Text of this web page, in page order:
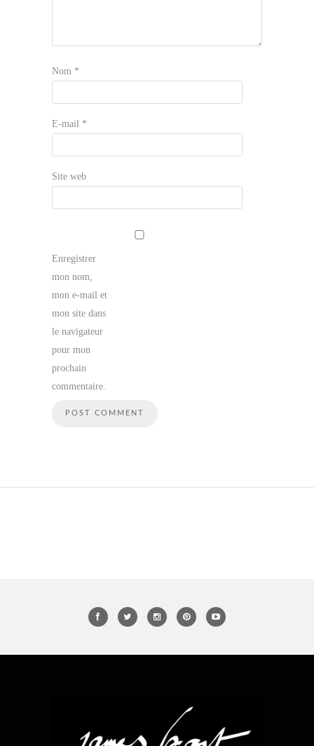
Nom *
E-mail *
Site web
Enregistrer
mon nom,
mon e-mail et
mon site dans
le navigateur
pour mon
prochain
commentaire.